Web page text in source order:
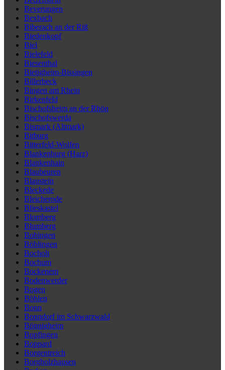
Beverungen
Bexbach
Biberach an der Riß
Biedenkopf
Biel
Bielefeld
Biesenthal
Bietigheim-Bissingen
Billerbeck
Bingen am Rhein
Birkenfeld
Bischofsheim an der Rhön
Bischofswerda
Bismark (Altmark)
Bitburg
Bitterfeld-Wolfen
Blankenburg (Harz)
Blankenhain
Blaubeuren
Blaustein
Bleckede
Bleicherode
Blieskastel
Blomberg
Blumberg
Bobingen
Böblingen
Bocholt
Bochum
Bockenem
Bodenwerder
Bogen
Böhlen
Bonn
Bonndorf im Schwarzwald
Bönnigheim
Bopfingen
Boppard
Borgentreich
Borgholzhausen